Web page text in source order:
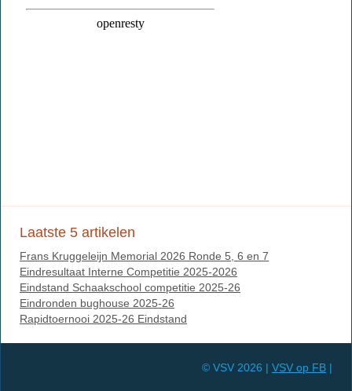
Laatste 5 artikelen
Frans Kruggeleijn Memorial 2026 Ronde 5, 6 en 7
Eindresultaat Interne Competitie 2025-2026
Eindstand Schaakschool competitie 2025-26
Eindronden bughouse 2025-26
Rapidtoernooi 2025-26 Eindstand
© VSV 2026 | VSV op FB |